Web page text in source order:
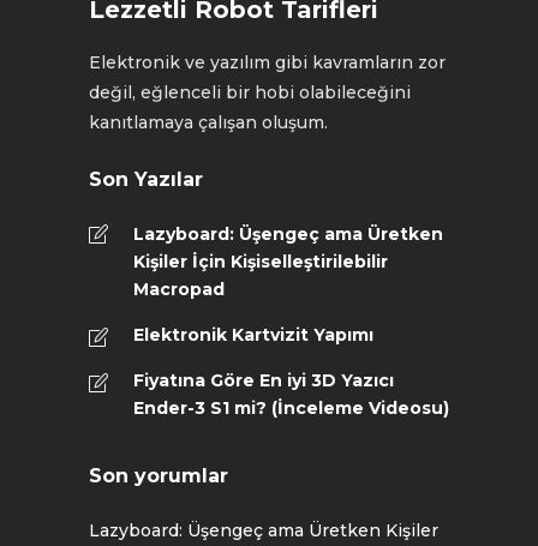
Lezzetli Robot Tarifleri
Elektronik ve yazılım gibi kavramların zor
değil, eğlenceli bir hobi olabileceğini
kanıtlamaya çalışan oluşum.
Son Yazılar
Lazyboard: Üşengeç ama Üretken
Kişiler İçin Kişiselleştirilebilir
Macropad
Elektronik Kartvizit Yapımı
Fiyatına Göre En iyi 3D Yazıcı
Ender-3 S1 mi? (İnceleme Videosu)
Son yorumlar
Lazyboard: Üşengeç ama Üretken Kişiler